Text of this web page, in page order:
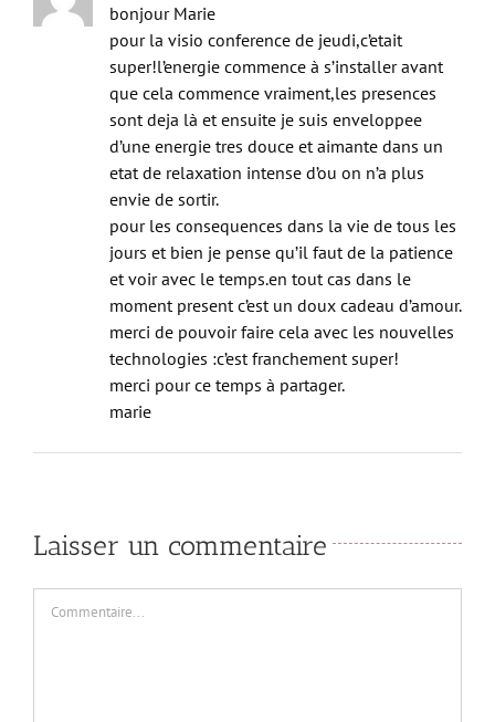
pour la visio conference de jeudi,c’etait
super!l’energie commence à s’installer avant
que cela commence vraiment,les presences
sont deja là et ensuite je suis enveloppee
d’une energie tres douce et aimante dans un
etat de relaxation intense d’ou on n’a plus
envie de sortir.
pour les consequences dans la vie de tous les
jours et bien je pense qu’il faut de la patience
et voir avec le temps.en tout cas dans le
moment present c’est un doux cadeau d’amour.
merci de pouvoir faire cela avec les nouvelles
technologies :c’est franchement super!
merci pour ce temps à partager.
marie
Laisser un commentaire
Commentaire